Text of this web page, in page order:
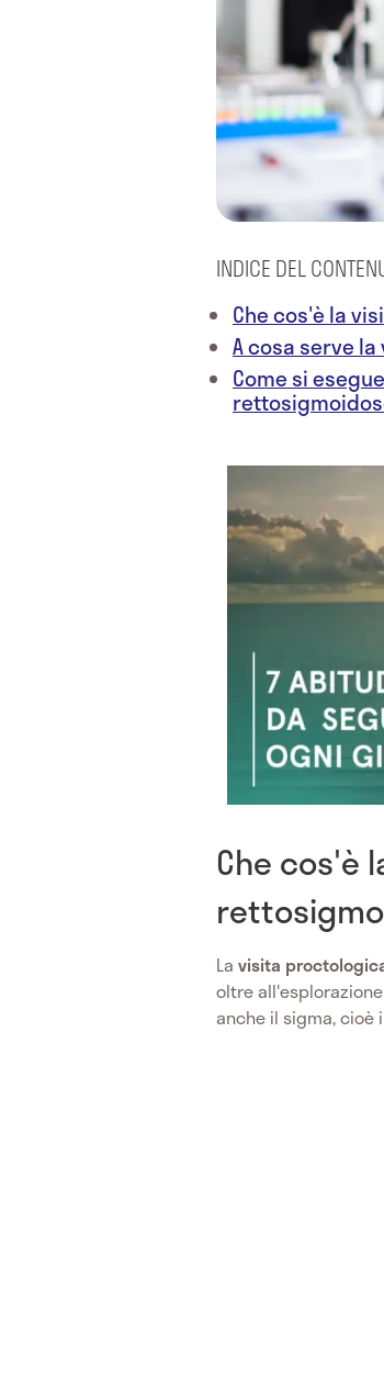
INDICE DEL
Che cos'è la
A cosa serve
Come si
Che cos'è
La visita
oltre
anche il sigma,